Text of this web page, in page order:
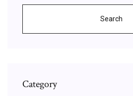
Search
Category